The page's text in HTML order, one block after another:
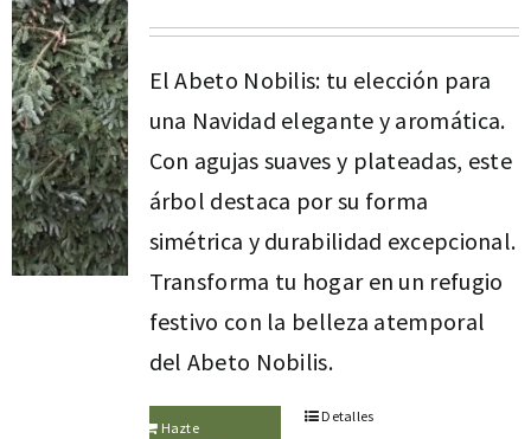
El Abeto Nobilis: tu elección para
una Navidad elegante y aromática.
Con agujas suaves y plateadas, este
árbol destaca por su forma
simétrica y durabilidad excepcional.
Transforma tu hogar en un refugio
festivo con la belleza atemporal
del Abeto Nobilis.
Hazte
Detalles